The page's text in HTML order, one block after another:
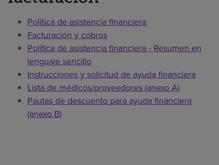
Política de asistencia financiera
Facturación y cobros
Política de asistencia financiera - Resumen en
lenguaje sencillo
Instrucciones y solicitud de ayuda financiera
Lista de médicos/proveedores (anexo A)
Pautas de descuento para ayuda financiera
(anexo B)